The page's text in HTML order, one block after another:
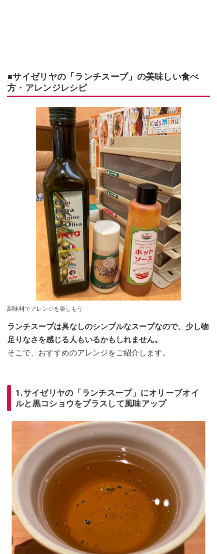
■サイゼリヤの「ランチスープ」の美味しい食べ
方・アレンジレシピ
調味料でアレンジを楽しもう
ランチスープは具なしのシンプルなスープなので、少し物
足りなさを感じる人もいるかもしれません。
そこで、おすすめのアレンジをご紹介します。
1.サイゼリヤの「ランチスープ」にオリーブオイ
ルと黒コショウをプラスして風味アップ